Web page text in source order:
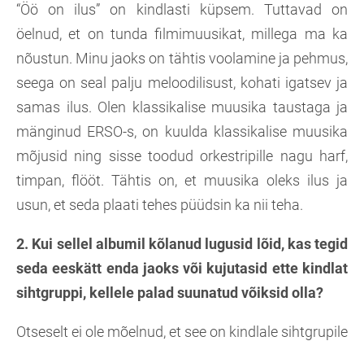
“Öö on ilus” on kindlasti küpsem. Tuttavad on
öelnud, et on tunda filmimuusikat, millega ma ka
nõustun. Minu jaoks on tähtis voolamine ja pehmus,
seega on seal palju meloodilisust, kohati igatsev ja
samas ilus. Olen klassikalise muusika taustaga ja
mänginud ERSO-s, on kuulda klassikalise muusika
mõjusid ning sisse toodud orkestripille nagu harf,
timpan, flööt. Tähtis on, et muusika oleks ilus ja
usun, et seda plaati tehes püüdsin ka nii teha.
2. Kui sellel albumil kõlanud lugusid lõid, kas tegid
seda eeskätt enda jaoks või kujutasid ette kindlat
sihtgruppi, kellele palad suunatud võiksid olla?
Otseselt ei ole mõelnud, et see on kindlale sihtgrupile